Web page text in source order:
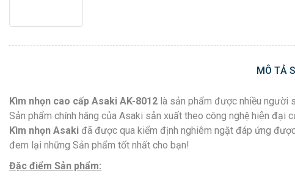
MÔ TẢ
Kìm nhọn cao cấp Asaki AK-8012 là sản phẩm được nhiều người
Sản phẩm chính hãng của Asaki sản xuất theo công nghệ hiện đại
Kìm nhọn Asaki đã được qua kiểm định nghiêm ngặt đáp ứng
đem lại những Sản phẩm tốt nhất cho bạn!
Đặc điểm Sản phẩm: